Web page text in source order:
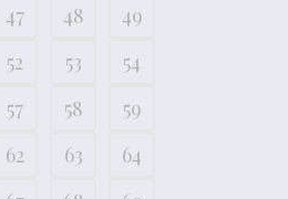
47 48
49
52 53
54
57 58
59
62 63
64